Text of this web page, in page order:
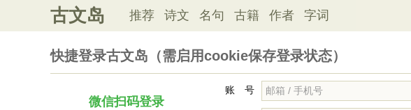
古文岛 推荐 诗文 名句 古籍 作者 字词
快捷登录古文岛（需启用cookie保存登录状态）
微信扫码登录
账 号